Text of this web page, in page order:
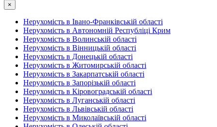
×
Нерухомість в Івано-Франківській області
Нерухомість в Автономній Республіці Крим
Нерухомість в Волинській області
Нерухомість в Вінницькій області
Нерухомість в Донецькій області
Нерухомість в Житомирській області
Нерухомість в Закарпатській області
Нерухомість в Запорізькій області
Нерухомість в Кіровоградській області
Нерухомість в Луганській області
Нерухомість в Львівській області
Нерухомість в Миколаївській області